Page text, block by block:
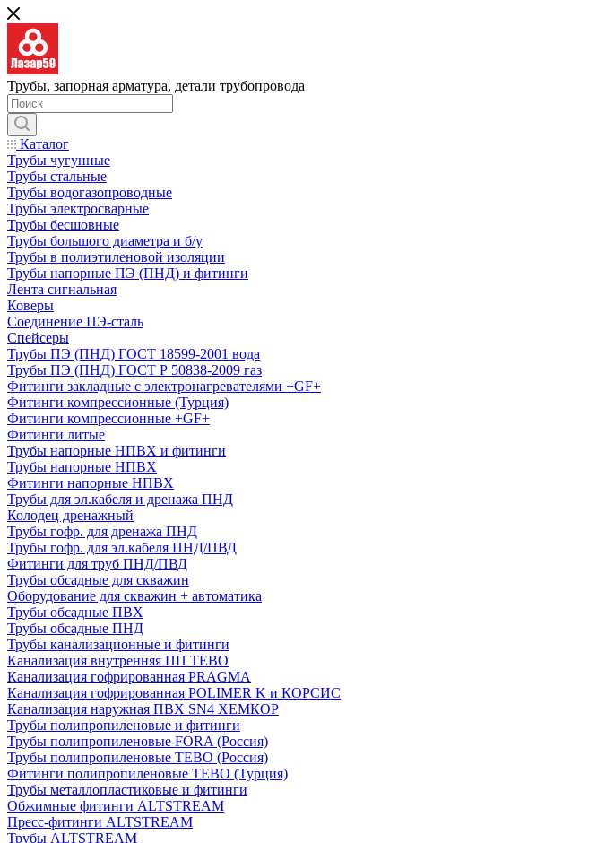
Трубы, запорная арматура, детали трубопровода
Каталог
Трубы чугунные
Трубы стальные
Трубы водогазопроводные
Трубы электросварные
Трубы бесшовные
Трубы большого диаметра и б/у
Трубы в полиэтиленовой изоляции
Трубы напорные ПЭ (ПНД) и фитинги
Лента сигнальная
Коверы
Соединение ПЭ-сталь
Спейсеры
Трубы ПЭ (ПНД) ГОСТ 18599-2001 вода
Трубы ПЭ (ПНД) ГОСТ Р 50838-2009 газ
Фитинги закладные с электронагревателями +GF+
Фитинги компрессионные (Турция)
Фитинги компрессионные +GF+
Фитинги литые
Трубы напорные НПВХ и фитинги
Трубы напорные НПВХ
Фитинги напорные НПВХ
Трубы для эл.кабеля и дренажа ПНД
Колодец дренажный
Трубы гофр. для дренажа ПНД
Трубы гофр. для эл.кабеля ПНД/ПВД
Фитинги для труб ПНД/ПВД
Трубы обсадные для скважин
Оборудование для скважин + автоматика
Трубы обсадные ПВХ
Трубы обсадные ПНД
Трубы канализационные и фитинги
Канализация внутренняя ПП TEBO
Канализация гофрированная PRAGMA
Канализация гофрированная POLIMER K и КОРСИС
Канализация наружная ПВХ SN4 ХЕМКОР
Трубы полипропиленовые и фитинги
Трубы полипропиленовые FORA (Россия)
Трубы полипропиленовые TEBO (Россия)
Фитинги полипропиленовые TEBO (Турция)
Трубы металлопластиковые и фитинги
Обжимные фитинги ALTSTREAM
Пресс-фитинги ALTSTREAM
Трубы ALTSTREAM